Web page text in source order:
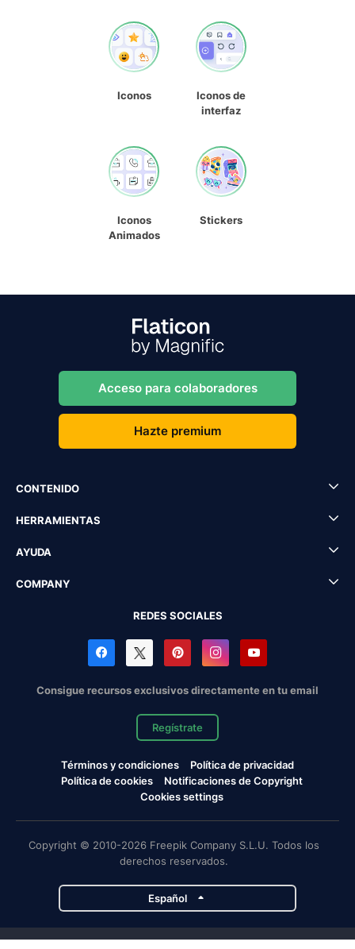
Iconos
Iconos de
interfaz
Iconos
Animados
Stickers
Acceso para colaboradores
Hazte premium
CONTENIDO
HERRAMIENTAS
AYUDA
COMPANY
REDES SOCIALES
Consigue recursos exclusivos directamente en tu email
Regístrate
Términos y condiciones
Política de privacidad
Política de cookies
Notificaciones de Copyright
Cookies settings
Copyright © 2010-2026 Freepik Company S.L.U. Todos los
derechos reservados.
Español